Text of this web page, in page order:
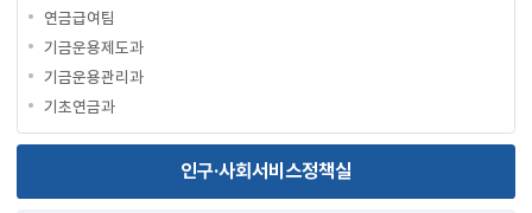
연금급여팀
기금운용제도과
기금운용관리과
기초연금과
인구·사회서비스정책실